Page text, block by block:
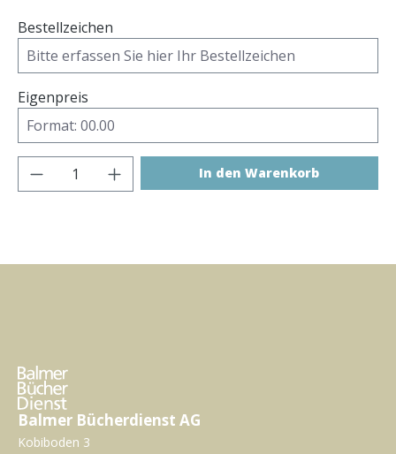
Bestellzeichen
Eigenpreis
Produkt Anzahl: Gib den gewünschten
In den Warenkorb
Balmer Bücherdienst AG
Kobiboden 3